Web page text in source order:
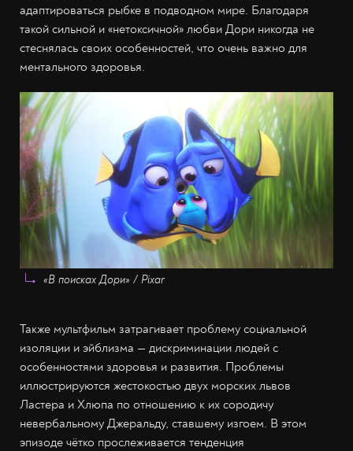
адаптироваться рыбке в подводном мире. Благодаря
такой сильной и «нетоксичной» любви Дори никогда не
стеснялась своих особенностей, что очень важно для
ментального здоровья.
«В поисках Дори» / Pixar
Также мультфильм затрагивает проблему социальной
изоляции и эйблизма — дискриминации людей с
особенностями здоровья и развития. Проблемы
иллюстрируются жестокостью двух морских львов
Ластера и Хлюпа по отношению к их сородичу
невербальному Джеральду, ставшему изгоем. В этом
эпизоде чётко прослеживается тенденция